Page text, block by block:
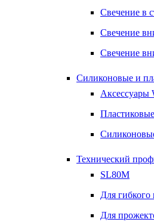
Свечение в
Свечение
Свечение
Силиконовые и
Аксессуары
Технический
SL80M
Для гибкого
Для